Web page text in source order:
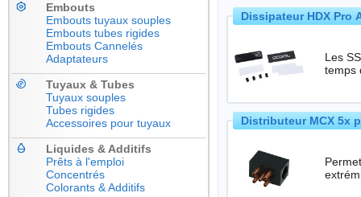
Embouts
Embouts tuyaux souples
Embouts tubes rigides
Embouts Cannelés
Adaptateurs
Tuyaux & Tubes
Tuyaux souples
Tubes rigides
Accessoires pour tuyaux
Liquides & Additifs
Prêts à l'emploi
Concentrés
Colorants & Additifs
Dissipateur HDX Pro
Les
temps
Distributeur MCX 5x